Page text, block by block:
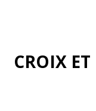
CROIX